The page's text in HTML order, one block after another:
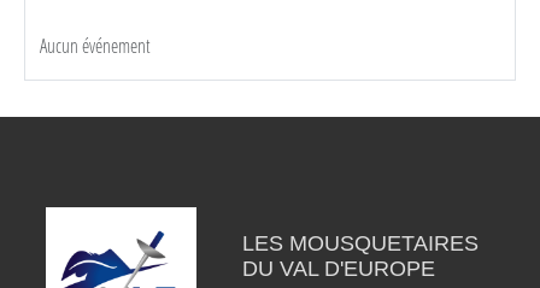
Aucun événement
LES MOUSQUETAIRES
DU VAL D'EUROPE